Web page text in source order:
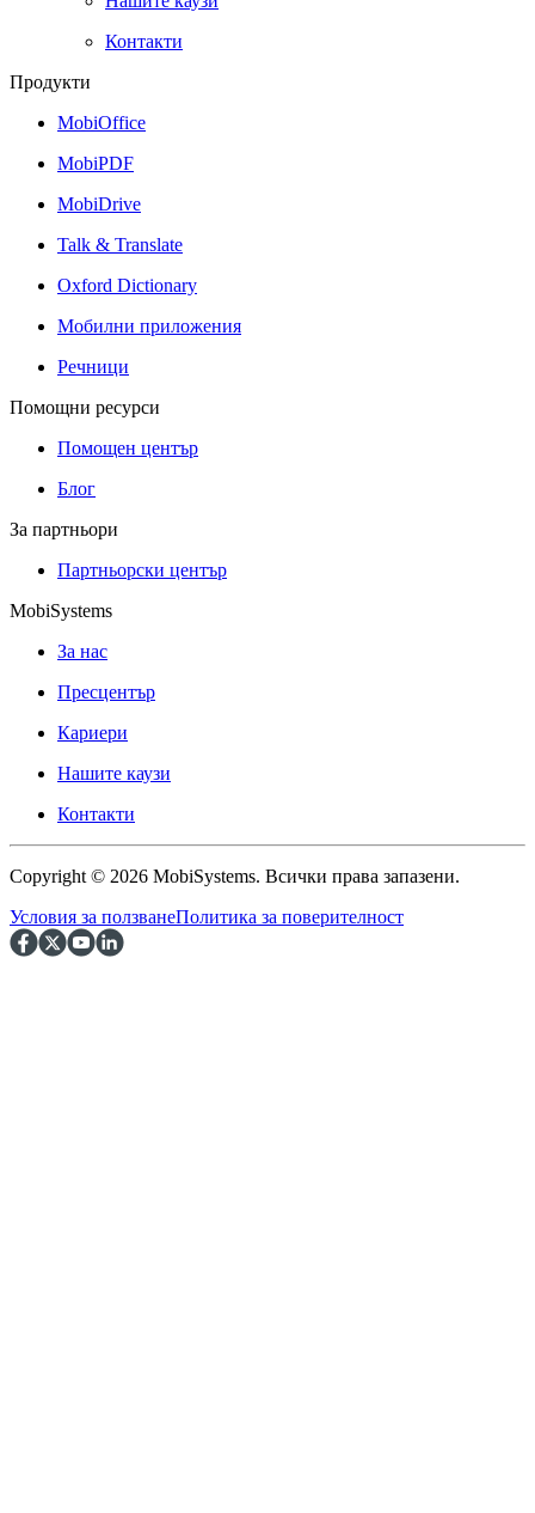
Контакти
Продукти
MobiOffice
MobiPDF
MobiDrive
Talk & Translate
Oxford Dictionary
Мобилни приложения
Речници
Помощни ресурси
Помощен център
Блог
За партньори
Партньорски център
MobiSystems
За нас
Пресцентър
Кариери
Нашите каузи
Контакти
Copyright © 2026 MobiSystems. Всички права запазени.
Условия за ползванеПолитика за поверителност